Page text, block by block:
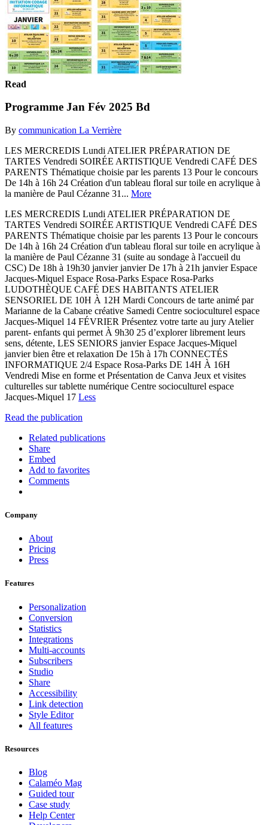
Read
Programme Jan Fév 2025 Bd
By communication La Verrière
LES MERCREDIS Lundi ATELIER PRÉPARATION DE
TARTES Vendredi SOIRÉE ARTISTIQUE Vendredi CAFÉ DES
PARENTS Thématique choisie par les parents 13 Pour le concours
De 14h à 16h 24 Création d'un tableau floral sur toile en acrylique à
la manière de Paul Cézanne 31... More
LES MERCREDIS Lundi ATELIER PRÉPARATION DE
TARTES Vendredi SOIRÉE ARTISTIQUE Vendredi CAFÉ DES
PARENTS Thématique choisie par les parents 13 Pour le concours
De 14h à 16h 24 Création d'un tableau floral sur toile en acrylique à
la manière de Paul Cézanne 31 (suite au sondage à l'accueil du
CSC) De 18h à 19h30 janvier janvier De 17h à 21h janvier Espace
Jacques-Miquel Espace Rosa-Parks Espace Rosa-Parks
LUDOTHÈQUE CAFÉ DES HABITANTS ATELIER
SENSORIEL DE 10H À 12H Mardi Concours de tarte animé par
Marianne de la Cabane créative Samedi Centre socioculturel espace
Jacques-Miquel 14 FÉVRIER Présentez votre tarte au jury Atelier
parent- enfants qui permet À 9h30 25 d’explorer librement leurs
sens, détente, LES SENIORS janvier Espace Jacques-Miquel
janvier bien être et relaxation De 15h à 17h CONNECTÉS
INFORMATIQUE 2/4 Espace Rosa-Parks DE 14H À 16H
Vendredi Mise en forme et Présentation de Canva Jeux et visites
culturelles sur tablette numérique Centre socioculturel espace
Jacques-Miquel 17 Less
Read the publication
Related publications
Share
Embed
Add to favorites
Comments
Company
About
Pricing
Press
Features
Personalization
Conversion
Statistics
Integrations
Multi-accounts
Subscribers
Studio
Share
Accessibility
Link detection
Style Editor
All features
Resources
Blog
Calaméo Mag
Guided tour
Case study
Help Center